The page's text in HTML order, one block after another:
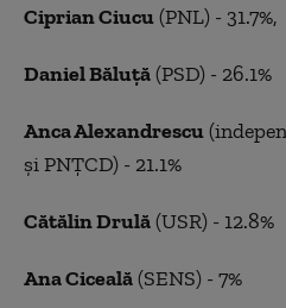
Ciprian Ciucu(PNL) - 31.7%,
Daniel Băluță(PSD) - 26.1%
Anca Alexandrescu
și PNȚCD) - 21.1%
Cătălin Drulă(USR) - 12.8%
Ana Ciceală(SENS) - 7%